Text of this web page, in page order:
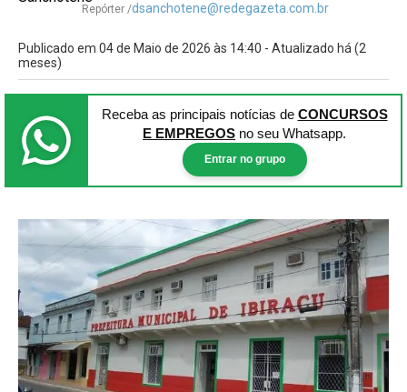
Repórter /dsanchotene@redegazeta.com.br
Publicado em 04 de Maio de 2026 às 14:40 - Atualizado há (2
meses)
Receba as principais notícias de CONCURSOS
E EMPREGOS no seu Whatsapp.
Entrar no grupo